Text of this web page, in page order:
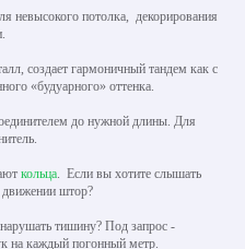
невысокого потолка, декорирования
создает гармоничный тандем как с
«будуарного» оттенка.
до нужной длины. Для
кольца. Если вы хотите слышать
движении штор?
тишину? Под запрос -
на каждый погонный метр.